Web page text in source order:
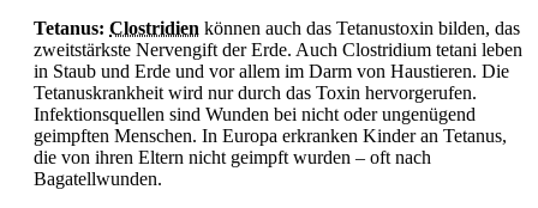
Tetanus: Clostridien können auch das Tetanustoxin bilden, das
zweitstärkste Nervengift der Erde. Auch Clostridium tetani leben
in Staub und Erde und vor allem im Darm von Haustieren. Die
Tetanuskrankheit wird nur durch das Toxin hervorgerufen.
Infektionsquellen sind Wunden bei nicht oder ungenügend
geimpften Menschen. In Europa erkranken Kinder an Tetanus,
die von ihren Eltern nicht geimpft wurden – oft nach
Bagatellwunden.